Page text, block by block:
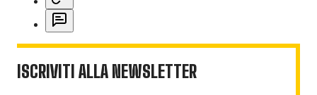
ISCRIVITI ALLA NEWSLETTER